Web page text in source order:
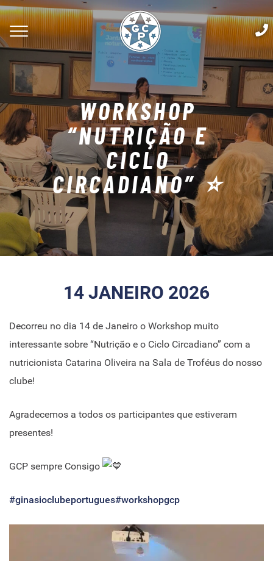
WORKSHOP
“NUTRIÇÃO E
CICLO
CIRCADIANO” ⭐
14 JANEIRO 2026
Decorreu no dia 14 de Janeiro o Workshop muito
interessante sobre “Nutrição e o Ciclo Circadiano” com a
nutricionista Catarina Oliveira na Sala de Troféus do nosso
clube!
Agradecemos a todos os participantes que estiveram
presentes!
GCP sempre Consigo
#ginasioclubeportugues#workshopgcp